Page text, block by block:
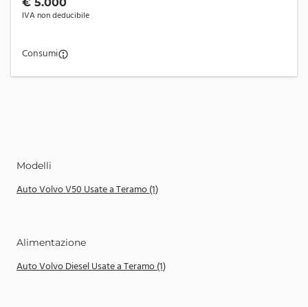
IVA non deducibile
Consumi
Modelli
Auto Volvo V50 Usate a Teramo (1)
Alimentazione
Auto Volvo Diesel Usate a Teramo (1)